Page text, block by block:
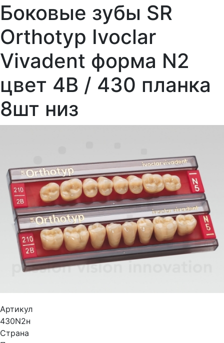
Боковые зубы SR
Orthotyp Ivoclar
Vivadent форма N2
цвет 4В / 430 планка
8шт низ
Артикул
430N2н
Страна